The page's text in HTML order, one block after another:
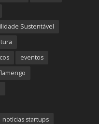
Sustentável
eventos
notícias startups